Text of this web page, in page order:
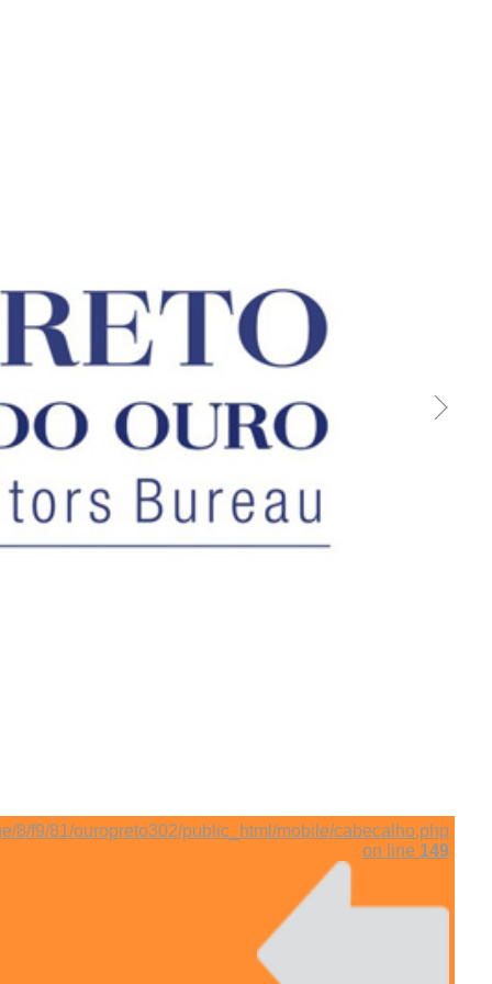
8/f9/81/ouropreto302/public_html/mobile/cabecalho.php
on line 149